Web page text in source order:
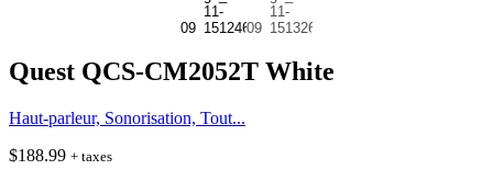
Quest QCS-CM2052T White
Haut-parleur, Sonorisation, Tout...
$188.99 + taxes